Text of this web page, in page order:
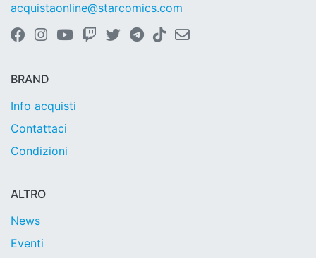
acquistaonline@starcomics.com
BRAND
Info acquisti
Contattaci
Condizioni
ALTRO
News
Eventi